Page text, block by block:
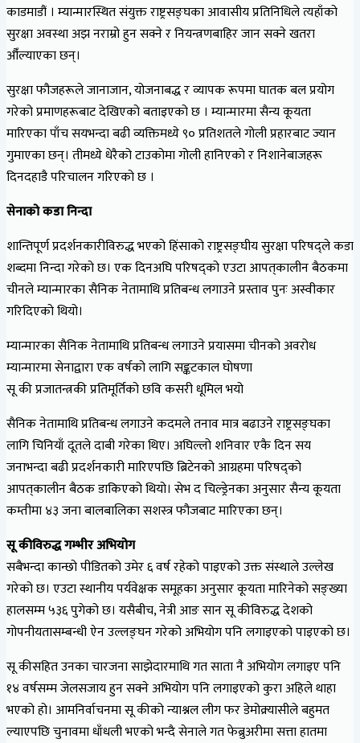
काडमाडौं । म्यान्मारस्थित संयुक्त राष्ट्रसङ्घका आवासीय प्रतिनिधिले त्यहाँको
सुरक्षा अवस्था अझ नराम्रो हुन सक्ने र नियन्त्रणबाहिर जान सक्ने खतरा
औँल्याएका छन्।
सुरक्षा फौजहरूले जानाजान, योजनाबद्ध र व्यापक रूपमा घातक बल प्रयोग
गरेको प्रमाणहरूबाट देखिएको बताइएको छ । म्यान्मारमा सैन्य कूयता
मारिएका पाँच सयभन्दा बढी व्यक्तिमध्ये ९० प्रतिशतले गोली प्रहारबाट ज्यान
गुमाएका छन्। तीमध्ये धेरैको टाउकोमा गोली हानिएको र निशानेबाजहरू
दिनदहाडै परिचालन गरिएको छ ।
सेनाको कडा निन्दा
शान्तिपूर्ण प्रदर्शनकारीविरुद्ध भएको हिंसाको राष्ट्रसङ्घीय सुरक्षा परिषद्‌ले कडा
शब्दमा निन्दा गरेको छ। एक दिनअघि परिषद्‌को एउटा आपत्‌कालीन बैठकमा
चीनले म्यान्मारका सैनिक नेतामाथि प्रतिबन्ध लगाउने प्रस्ताव पुनः अस्वीकार
गरिदिएको थियो।
म्यान्मारका सैनिक नेतामाथि प्रतिबन्ध लगाउने प्रयासमा चीनको अवरोध
म्यान्मारमा सेनाद्वारा एक वर्षको लागि सङ्कटकाल घोषणा
सू की प्रजातन्त्रकी प्रतिमूर्तिको छवि कसरी धूमिल भयो
सैनिक नेतामाथि प्रतिबन्ध लगाउने कदमले तनाव मात्र बढाउने राष्ट्रसङ्घका
लागि चिनियाँ दूतले दाबी गरेका थिए। अघिल्लो शनिवार एकै दिन सय
जनाभन्दा बढी प्रदर्शनकारी मारिएपछि ब्रिटेनको आग्रहमा परिषद्‌को
आपत्‌कालीन बैठक डाकिएको थियो। सेभ द चिल्ड्रेनका अनुसार सैन्य कूयता
कम्तीमा ४३ जना बालबालिका सशस्त्र फौजबाट मारिएका छन्।
सू कीविरुद्ध गम्भीर अभियोग
सबैभन्दा कान्छो पीडितको उमेर ६ वर्ष रहेको पाइएको उक्त संस्थाले उल्लेख
गरेको छ। एउटा स्थानीय पर्यवेक्षक समूहका अनुसार कूयता मारिनेको सङ्ख्या
हालसम्म ५३६ पुगेको छ। यसैबीच, नेत्री आङ सान सू कीविरुद्ध देशको
गोपनीयतासम्बन्धी ऐन उल्लङ्घन गरेको अभियोग पनि लगाइएको पाइएको छ।
सू कीसहित उनका चारजना साझेदारमाथि गत साता नै अभियोग लगाइए पनि
१४ वर्षसम्म जेलसजाय हुन सक्ने अभियोग पनि लगाइएको कुरा अहिले थाहा
भएको हो। आमनिर्वाचनमा सू कीको न्याश्नल लीग फर डेमोक्र्यासीले बहुमत
ल्याएपछि चुनावमा धाँधली भएको भन्दै सेनाले गत फेब्रुअरीमा सत्ता हातमा